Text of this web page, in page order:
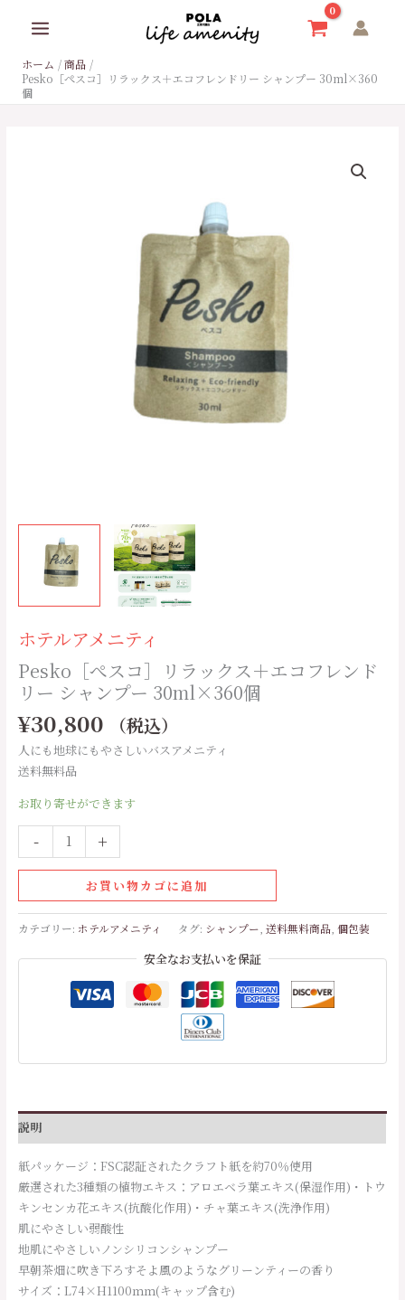
ホーム
商品
Pesko［ぺスコ］リラックス＋エコフレンドリー シャンプー 30ml×360
個
ホテルアメニティ
Pesko［ぺスコ］リラックス＋エコフレンド
リー シャンプー 30ml×360個
¥30,800 （税込）
人にも地球にもやさしいバスアメニティ
送料無料品
お取り寄せができます
-
ャ
30ml×360
個
個
+
お買い物カゴに追加
カテゴリー: ホテルアメニティ タグ: シャンプー,送料無料商品,個包装
安全なお支払いを保証
説明
紙パッケージ：FSC認証されたクラフト紙を約70％使用
厳選された3種類の植物エキス：アロエベラ葉エキス(保湿作用)・トウ
キンセンカ花エキス(抗酸化作用)・チャ葉エキス(洗浄作用)
肌にやさしい弱酸性
地肌にやさしいノンシリコンシャンプー
早朝茶畑に吹き下ろすそよ風のようなグリーンティーの香り
サイズ：L74×H1100ｍｍ(キャップ含む)